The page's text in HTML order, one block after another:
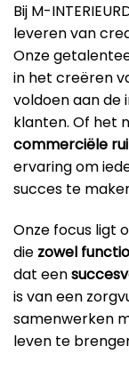
Bij M-
leveren van
Onze
in het creëren
voldoen aan de
klanten. Of het
commerciële
ervaring om
succes te
Onze focus ligt
die zowel
dat een
is van een
samenwerken
leven te